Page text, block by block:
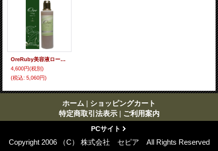
OreRuby美容液ローション150ml【北海道コスメ】
4,600円(税別)
(税込: 5,060円)
ホーム | ショッピングカート
特定商取引法表示 | ご利用案内
PCサイト
Copyright 2006 （C） 株式会社 セピア All Rights Reserved